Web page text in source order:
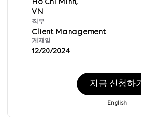
Ho Chi Minh,
직무
Client Management
게재일
12/20/2024
지금 신청하기
English